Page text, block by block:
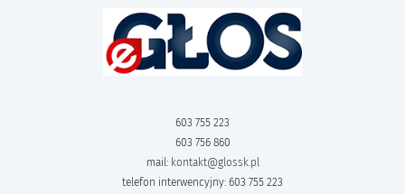
603 755 223
603 756 860
mail: kontakt@glossk.pl
telefon interwencyjny: 603 755 223